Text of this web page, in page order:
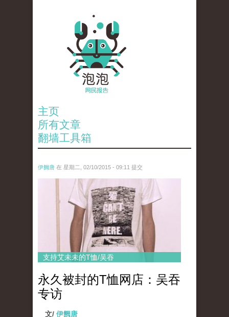
主页
所有文章
翻墙工具箱
伊阙唐 在 星期二, 02/10/2015 - 09:11 提交
wutun.jpg
支持艾未未的T恤/吴吞
永久被封的T恤网店：吴吞
专访
文/ 伊阙唐